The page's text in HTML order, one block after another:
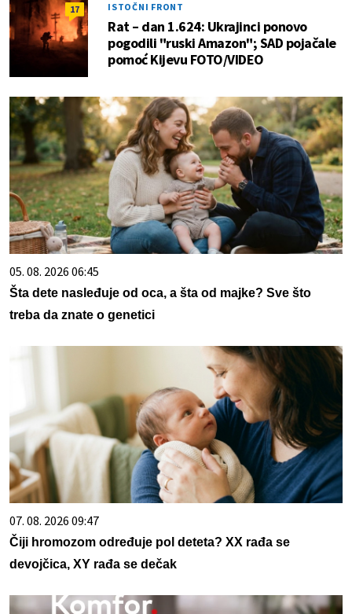
17 ISTOČNI FRONT
Rat – dan 1.624: Ukrajinci ponovo
pogodili "ruski Amazon"; SAD pojačale
pomoć Kijevu FOTO/VIDEO
05. 08. 2026 06:45
Šta dete nasleđuje od oca, a šta od majke? Sve što
treba da znate o genetici
07. 08. 2026 09:47
Čiji hromozom određuje pol deteta? XX rađa se
devojčica, XY rađa se dečak